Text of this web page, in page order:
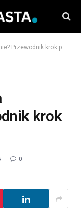
krok po kroku
krok
0